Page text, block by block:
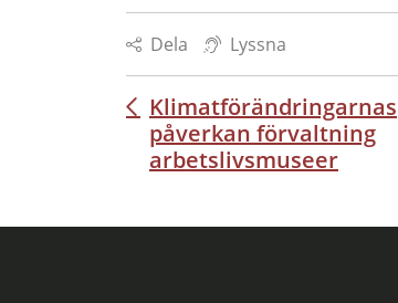
Dela Lyssna
Inläggsnavigering
Klimatförändringarnas
påverkan förvaltning
arbetslivsmuseer